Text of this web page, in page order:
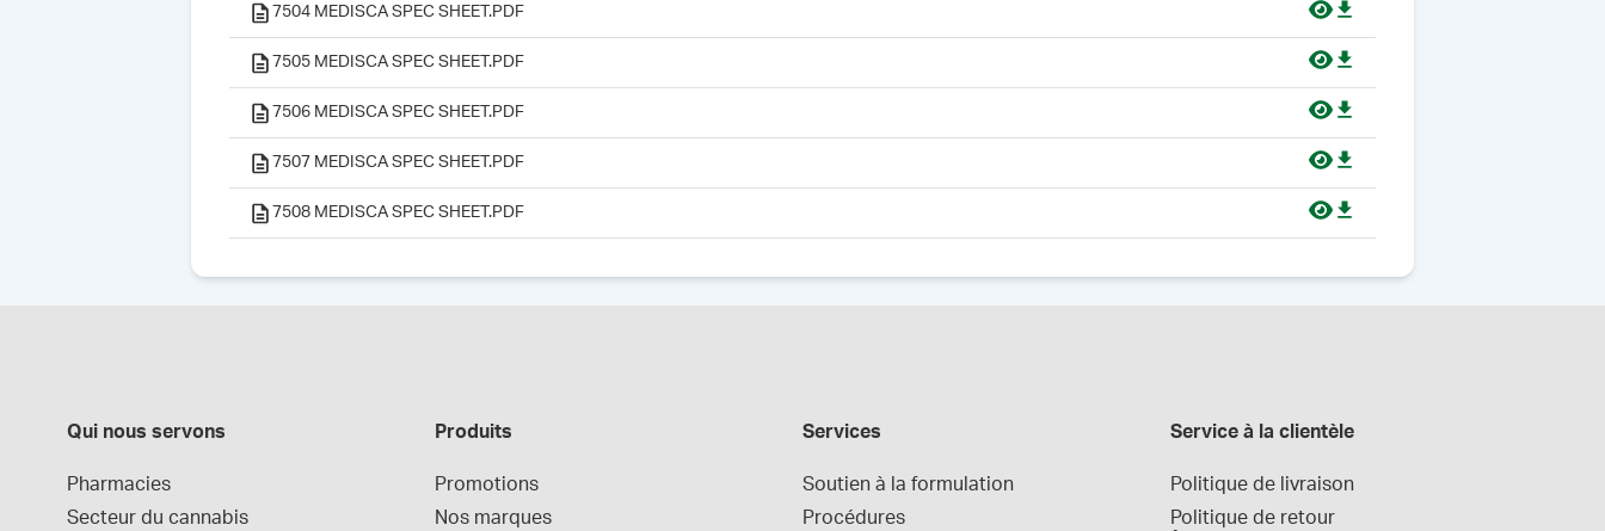
7504 MEDISCA SPEC SHEET.PDF
7505 MEDISCA SPEC SHEET.PDF
7506 MEDISCA SPEC SHEET.PDF
7507 MEDISCA SPEC SHEET.PDF
7508 MEDISCA SPEC SHEET.PDF
Qui nous servons
Pharmacies
Secteur du cannabis
Produits
Promotions
Nos marques
Services
Soutien à la formulation
Procédures
Service à la clientèle
Politique de livraison
Politique de retour